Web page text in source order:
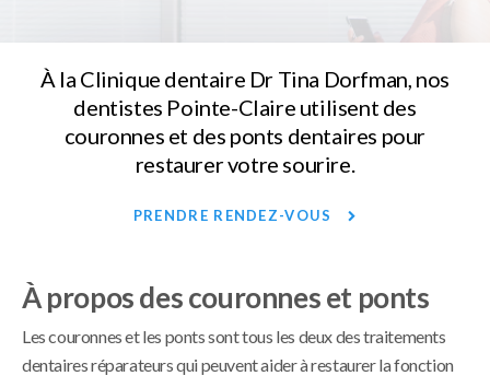
À la Clinique dentaire Dr Tina Dorfman, nos
dentistes Pointe-Claire utilisent des
couronnes et des ponts dentaires pour
restaurer votre sourire.
PRENDRE RENDEZ-VOUS
À propos des couronnes et ponts
Les couronnes et les ponts sont tous les deux des traitements
dentaires réparateurs qui peuvent aider à restaurer la fonction